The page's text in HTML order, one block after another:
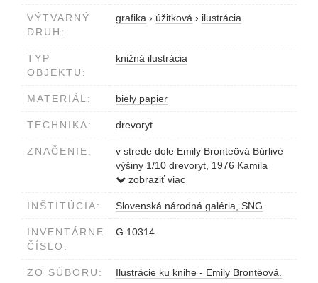
VÝTVARNÝ
DRUH:
grafika › úžitková › ilustrácia
TYP
OBJEKTU:
knižná ilustrácia
MATERIÁL: biely papier
TECHNIKA: drevoryt
ZNAČENIE:
v strede dole Emily Bronteövá Búrlivé
výšiny 1/10 drevoryt, 1976 Kamila
Štanclová
zobraziť viac
INŠTITÚCIA: Slovenská národná galéria, SNG
INVENTÁRNE
ČÍSLO:
G 10314
ZO SÚBORU:
Ilustrácie ku knihe - Emily Brontëová.